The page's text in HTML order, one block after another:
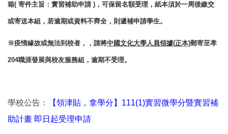
箱( 寄件主旨：實習補助申請 ) ，可保留名額受理，紙本須於一周後繳交
或寄送本組，若逾期或資料不齊全，則遞補申請學生。
※疫情緣故或無法到校者，，請將中國文化大學人員領據(正本)郵寄至孝
204職涯發展與校友服務組，逾期不受理。
學校公告：
【領津貼，拿學分】111(1)實習微學分暨實習補
助計畫 即日起受理申請